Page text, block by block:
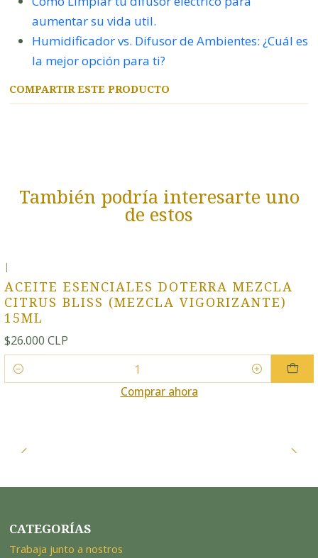
aumentar su vida util.
Humidificador vs. Difusor de Ambientes: ¿Cuál es
la mejor opción para ti?
COMPARTIR ESTE PRODUCTO
También podría interesarte uno
de estos
|
ACEITE ESENCIALES DOTERRA MEZCLA
CITRUS BLISS (MEZCLA VIGORIZANTE)
15ML
$26.000 CLP
Cantidad
Comprar ahora
CATEGORÍAS
Trabaja junto a nostros